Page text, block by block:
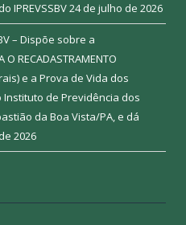
IPREVSSBV24 de julho de 2026
– Dispõe sobre a
O RECADASTRAMENTO
e a Prova de Vida dos
de Previdência dos
da Boa Vista/PA, e dá
2026